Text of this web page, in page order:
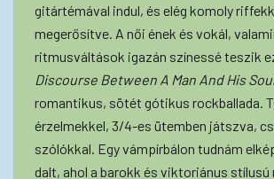
gitártémával indul, és elég komoly
megerősítve. A női ének és vokál,
ritmusváltások igazán színessé teszik
Discourse Between A Man And His
romantikus, sötét gótikus rockballada.
érzelmekkel, 3/4-es ütemben játszva,
szólókkal. Egy vámpírbálon tudnám
dalt, ahol a barokk és viktoriánus stílusú